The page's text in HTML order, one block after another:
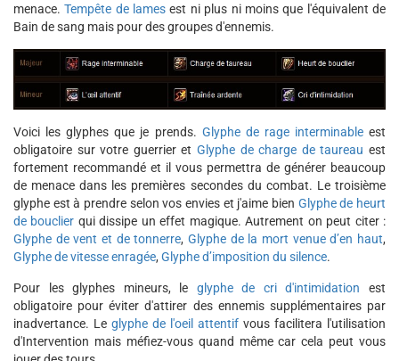
menace.Tempête de lames est ni plus ni moins que l'équivalent de
Bain de sang mais pour des groupes d'ennemis.
Voici les glyphes que je prends. Glyphe de rage interminableest
obligatoire sur votre guerrier et Glyphe de charge de taureau est
fortement recommandé et il vous permettra de générer beaucoup
de menace dans les premières secondes du combat. Le troisième
glyphe est à prendre selon vos envies et j'aime bien Glyphe de heurt
de bouclier qui dissipe un effet magique. Autrement on peut citer :
Glyphe de vent et de tonnerre,Glyphe de la mort venue d’en haut,
Glyphe de vitesse enragée, Glyphe d’imposition du silence.
Pour les glyphes mineurs, le glyphe de cri d'intimidation est
obligatoire pour éviter d'attirer des ennemis supplémentaires par
inadvertance. Le glyphe de l'oeil attentif vous facilitera l'utilisation
d'Intervention mais méfiez-vous quand même car cela peut vous